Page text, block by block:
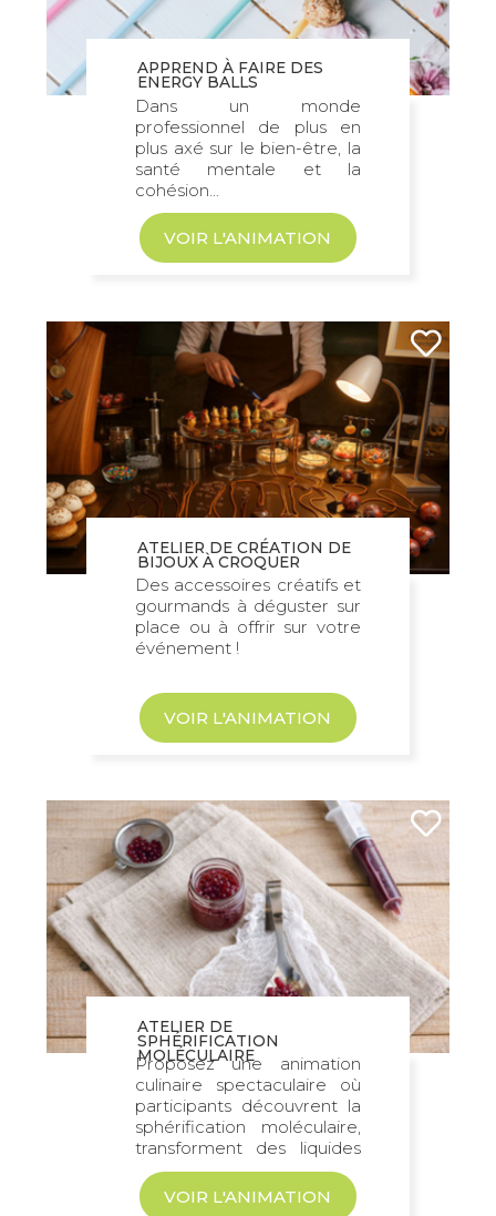
APPREND À FAIRE DES
ENERGY BALLS
Dans un monde
professionnel de plus en
plus axé sur le bien-être, la
santé mentale et la
cohésion...
VOIR L'ANIMATION
ATELIER DE CRÉATION DE
BIJOUX À CROQUER
Des accessoires créatifs et
gourmands à déguster sur
place ou à offrir sur votre
événement !
VOIR L'ANIMATION
ATELIER DE
SPHÉRIFICATION
MOLÉCULAIRE
Proposez une animation
culinaire spectaculaire où
participants découvrent la
sphérification moléculaire,
transforment des liquides
en perles gourmandes et...
VOIR L'ANIMATION